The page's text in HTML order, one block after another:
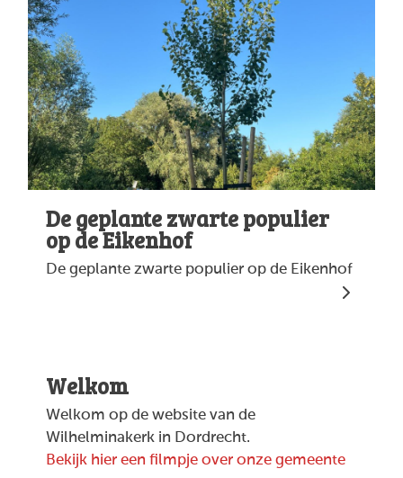
De geplante zwarte populier
op de Eikenhof
De geplante zwarte populier op de Eikenhof
Welkom
Welkom op de website van de
Wilhelminakerk in Dordrecht.
Bekijk hier een filmpje over onze gemeente